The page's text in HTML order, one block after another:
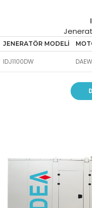
JENERATÖR MODELİ
IDJ1100DW